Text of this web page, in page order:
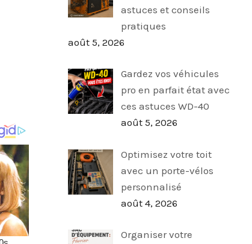
astuces et conseils
pratiques
août 5, 2026
Gardez vos véhicules
pro en parfait état avec
ces astuces WD-40
août 5, 2026
Optimisez votre toit
avec un porte-vélos
personnalisé
août 4, 2026
Organiser votre